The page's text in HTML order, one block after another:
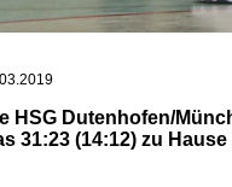
HSG Dutenhofen/
31:23 (14:12) zu